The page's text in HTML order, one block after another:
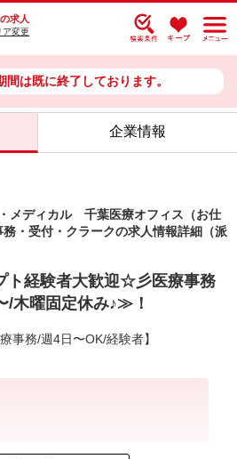
の求人
変更
間は既に終了しております。
企業情報
メディカル 千葉医療オフィス（お仕
・受付・クラークの求人情報詳細（派
ト経験者大歓迎☆彡医療事務
/木曜固定休み♪≫！
事務/週4日〜OK/経験者】